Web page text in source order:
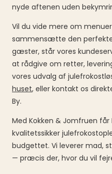
nyde aftenen uden
Vil du vide mere om
sammensætte den
gæster, står vores
at rådgive om retter,
vores udvalg af
huset, eller kontakt os
By.
Med Kokken & Jomfruen
kvalitetssikker
budgettet. Vi leverer mad,
— præcis der, hvor du vil